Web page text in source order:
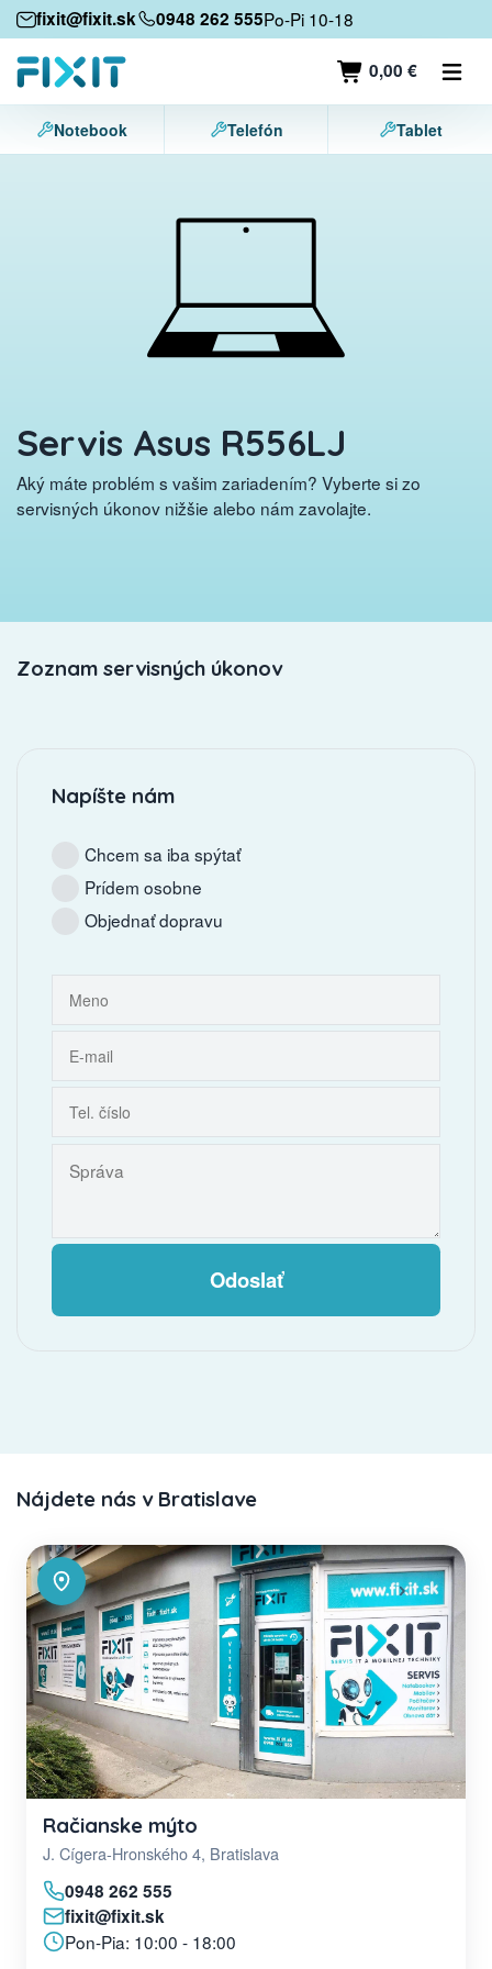
fixit@fixit.sk 0948 262 555Po-Pi 10-18
0,00 €
Mobilné zariadenia
Mobilné telefóny
Tablety
Notebook Telefón Tablet
Servis Asus R556LJ
Aký máte problém s vašim zariadením? Vyberte si zo
servisných úkonov nižšie alebo nám zavolajte.
Zoznam servisných úkonov
Napíšte nám
Chcem sa iba spýtať
Prídem osobne
Objednať dopravu
Odoslať
Nájdete nás v Bratislave
Račianske mýto
J. Cígera-Hronského 4, Bratislava
0948 262 555
fixit@fixit.sk
Pon-Pia: 10:00 - 18:00